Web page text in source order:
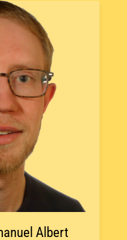
Albert